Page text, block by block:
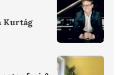
Kurtág